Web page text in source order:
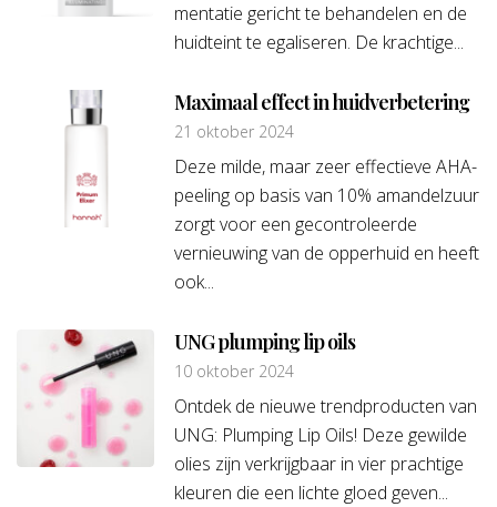
mentatie gericht te behandelen en de
huidteint te egaliseren. De krachtige...
Maximaal effect in huidverbetering
21 oktober 2024
Deze milde, maar zeer effectieve AHA-
peeling op basis van 10% amandelzuur
zorgt voor een gecontroleerde
vernieuwing van de opperhuid en heeft
ook...
UNG plumping lip oils
10 oktober 2024
Ontdek de nieuwe trendproducten van
UNG: Plumping Lip Oils! Deze gewilde
olies zijn verkrijgbaar in vier prachtige
kleuren die een lichte gloed geven...